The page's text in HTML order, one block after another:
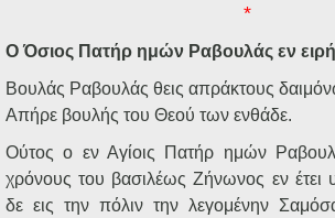
*
Ο Όσιος Πατήρ ημών Ραβουλάς εν
Βουλάς Ραβουλάς θεις απράκτους
Απήρε βουλής του Θεού των ενθάδε.
Ούτος ο εν Αγίοις Πατήρ ημών
χρόνους του βασιλέως Ζήνωνος εν έτει
δε εις την πόλιν την λεγομένην